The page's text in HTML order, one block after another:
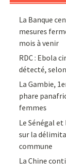
La Banque
mesures
mois à venir
RDC : Ebola
détecté,
La Gambie,
phare
femmes
Le Sénégal
sur la
commune
La Chine